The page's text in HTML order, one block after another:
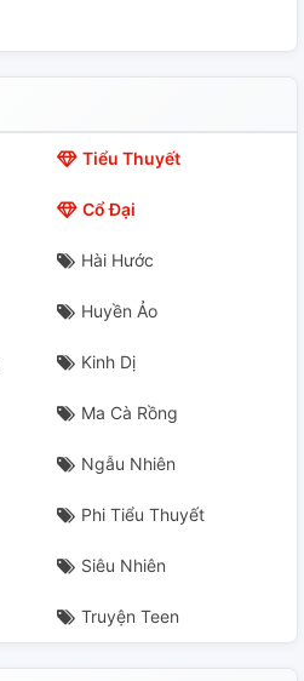
Tiểu Thuyết
Cổ Đại
Hài Hước
Huyền Ảo
Kinh Dị
Ma Cà Rồng
Ngẫu Nhiên
Phi Tiểu Thuyết
Siêu Nhiên
Truyện Teen